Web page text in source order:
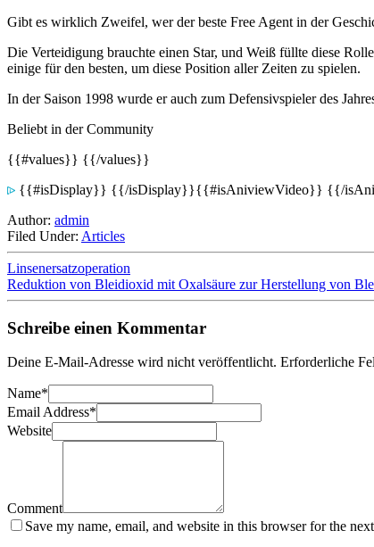
Gibt es wirklich Zweifel, wer der beste Free Agent in der
Die Verteidigung brauchte einen Star, und Weiß füllte diese
einige für den besten, um diese Position aller Zeiten zu spielen.
In der Saison 1998 wurde er auch zum Defensivspieler des
Beliebt in der Community
{{#values}} {{/values}}
{{#isDisplay}} {{/isDisplay}}{{#isAniviewVideo}} {{/
Author: admin
Filed Under: Articles
Linsenersatzoperation
Reduktion von Bleidioxid mit Oxalsäure zur Herstellung von
Schreibe einen Kommentar
Deine E-Mail-Adresse wird nicht veröffentlicht. Erforderliche
Name*
Email Address*
Website
Comment
Save my name, email, and website in this browser for the